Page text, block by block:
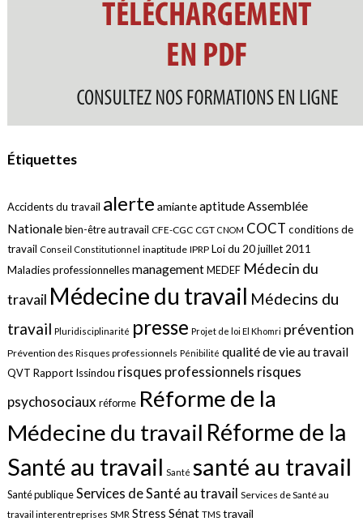
Étiquettes
Accidents du travail alerte amianteaptitudeAssemblée
Nationale bien-être au travail CFE-CGC CGT CNOM COCT conditions de
travail Conseil Constitutionnel inaptitude IPRP Loi du 20 juillet 2011
Maladies professionnellesmanagement MEDEF Médecin du
travail Médecine du travail Médecins du
travail Pluridisciplinarité presse Projet de loi El Khomri prévention
Prévention des Risques professionnels Pénibilité qualité de vie au travail
QVT Rapport Issindou risques professionnels risques
psychosociauxréforme Réforme de la
Médecine du travail Réforme de la
Santé au travail Santé santé au travail
Santé publiqueServices de Santé au travail Services de Santé au
travail interentreprises SMR Stress Sénat TMS travail